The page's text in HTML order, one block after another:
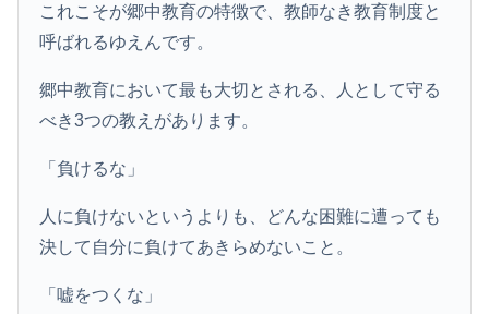
これこそが郷中教育の特徴で、教師なき教育制度と
呼ばれるゆえんです。
郷中教育において最も大切とされる、人として守る
べき3つの教えがあります。
「負けるな」
人に負けないというよりも、どんな困難に遭っても
決して自分に負けてあきらめないこと。
「嘘をつくな」